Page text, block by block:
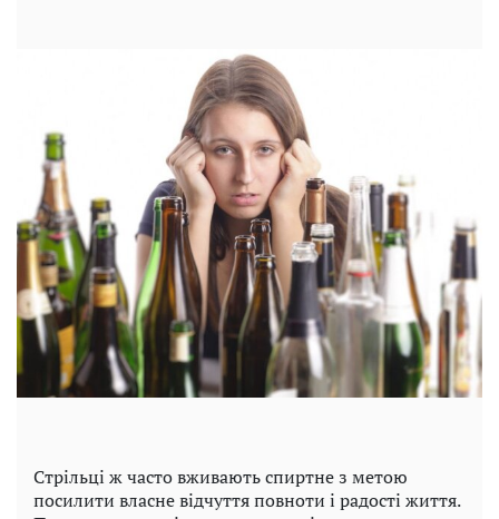
Стрільці ж часто вживають спиртне з метою
посилити власне відчуття повноти і радості життя.